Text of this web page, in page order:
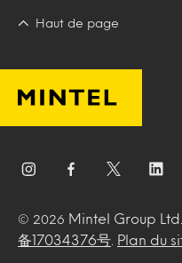
Haut de page
© 2026 Mintel Group
备17034376号
Plan du